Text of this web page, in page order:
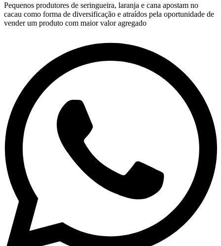
Pequenos produtores de seringueira, laranja e cana apostam no
cacau como forma de diversificação e atraídos pela oportunidade de
vender um produto com maior valor agregado